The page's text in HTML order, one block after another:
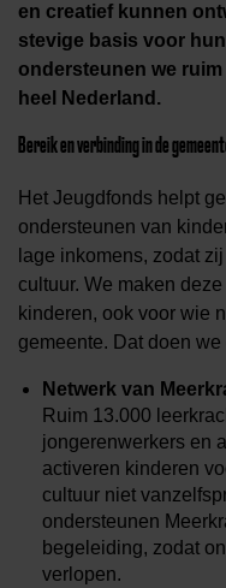
en creatief kunnen
stevige basis voor
ondersteunen we
heel Nederland.
Bereik en verbinding in de
Het Jeugdfonds helpt
ondersteunen van
lage inkomens, zodat
cultuur. We maken
kinderen, ook voor wie
gemeente. Dat doen we
Netwerk van
Ruim 13.000
jongerenwerkers en
activeren kinderen
cultuur niet
ondersteunen
begeleiding, zodat
verlopen.